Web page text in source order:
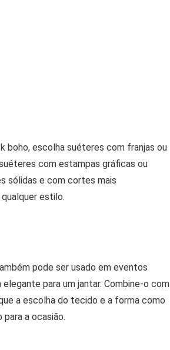
boho, escolha suéteres com franjas ou
com estampas gráficas ou
sólidas e com cortes mais
estilo.
pode ser usado em eventos
para um jantar. Combine-o com
a escolha do tecido e a forma como
a ocasião.